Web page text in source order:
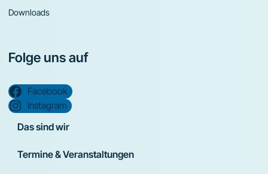
Downloads
Folge uns auf
Facebook
Instagram
Das sind wir
Termine & Veranstaltungen